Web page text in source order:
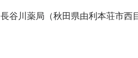
長谷川薬局（秋田県由利本荘市西